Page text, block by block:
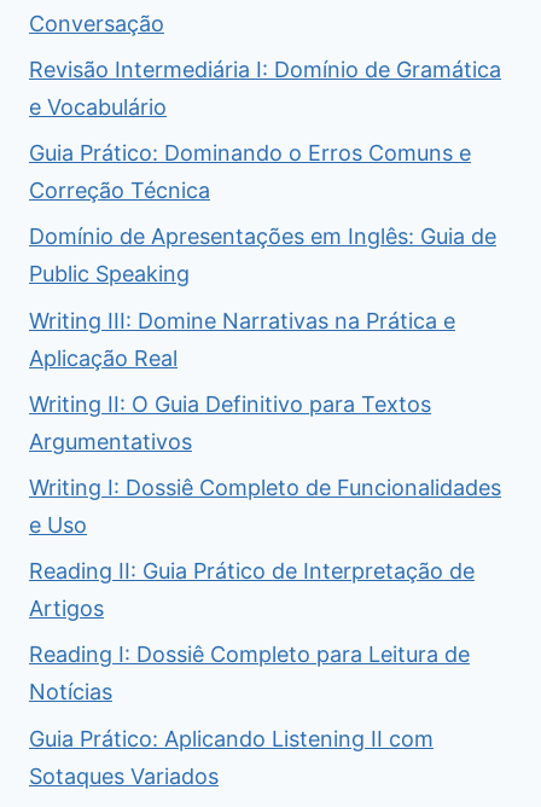
Conversação
Revisão Intermediária I: Domínio de Gramática
e Vocabulário
Guia Prático: Dominando o Erros Comuns e
Correção Técnica
Domínio de Apresentações em Inglês: Guia de
Public Speaking
Writing III: Domine Narrativas na Prática e
Aplicação Real
Writing II: O Guia Definitivo para Textos
Argumentativos
Writing I: Dossiê Completo de Funcionalidades
e Uso
Reading II: Guia Prático de Interpretação de
Artigos
Reading I: Dossiê Completo para Leitura de
Notícias
Guia Prático: Aplicando Listening II com
Sotaques Variados